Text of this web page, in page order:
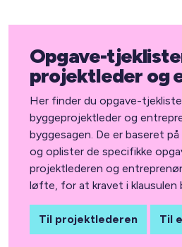
Opgave-
projektleder og
Her finder du opgave-
byggeprojektleder og
byggesagen. De er baseret
og oplister de specifikke
projektlederen og
løfte, for at kravet i klausulen
Til projektlederen Til